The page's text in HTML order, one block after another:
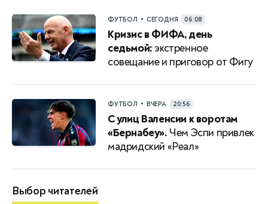
ФУТБОЛ • СЕГОДНЯ 06:08
Кризис в ФИФА, день
седьмой: экстренное
совещание и приговор от Фигу
ФУТБОЛ • ВЧЕРА 20:56
С улиц Валенсии к воротам
«Бернабеу». Чем Эспи привлек
мадридский «Реал»
Выбор читателей